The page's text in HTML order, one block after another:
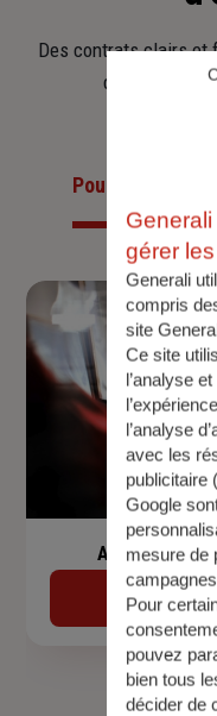
Des contrats clairs et
d’aujourd’hui
Pour les
Assurance
gérer
Generali
compris
site
Ce site
l’analyse
l’analyse
avec les
publicitaire
Google
mesure de
Pour
pouvez
bien tous
décider de